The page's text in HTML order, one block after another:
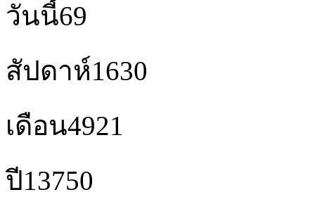
วันนี้69
สัปดาห์1630
เดือน4921
ปี13750